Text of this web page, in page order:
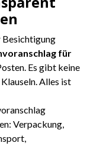
Besichtigung
für
Es gibt keine
Alles ist
Verpackung,